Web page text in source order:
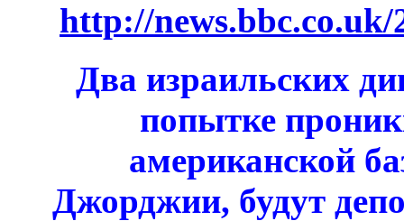
http://
Два израильских
попытке
американской
Джорджии, будут